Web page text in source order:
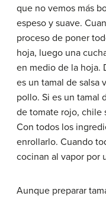
que no vemos más
espeso y suave.
proceso de poner
hoja, luego una
en medio de la hoja.
es un tamal de salsa
pollo. Si es un tamal
de tomate rojo, chile
Con todos los
enrollarlo. Cuando
cocinan al vapor por
Aunque preparar